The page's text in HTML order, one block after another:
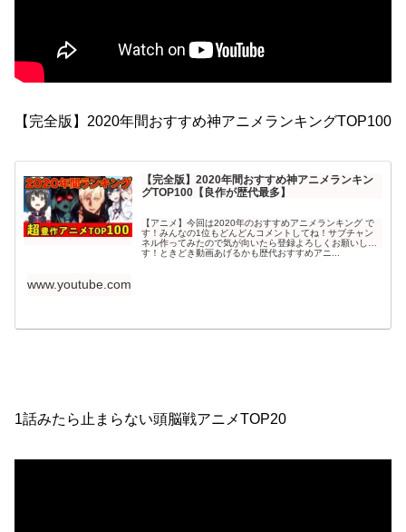
【完全版】2020年間おすすめ神アニメランキングTOP100
【完全版】2020年間おすすめ神アニメランキン
グTOP100【良作が歴代最多】
【アニメ】今回は2020年のおすすめアニメランキング で
す！みんなの1位もどんどんコメントしてね！サブチャン
ネル作ってみたので気が向いたら登録よろしくお願いしま
す！ときどき動画あげるかも歴代おすすめアニ...
www.youtube.com
1話みたら止まらない頭脳戦アニメTOP20